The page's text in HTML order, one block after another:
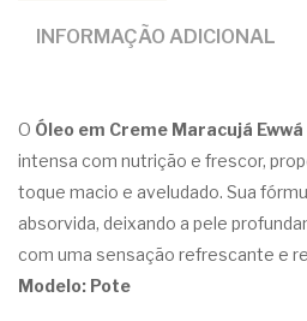
INFORMAÇÃO ADICIONAL
O Óleo em Creme Maracujá Ewwá
intensa com nutrição e frescor,
toque macio e aveludado. Sua
absorvida, deixando a pele
com uma sensação refrescante e
Modelo: Pote